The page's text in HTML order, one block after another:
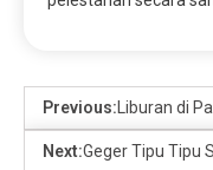
Previous: Liburan di
Next:Geger Tipu Tipu